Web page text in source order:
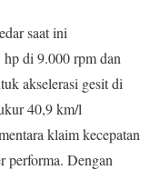
saat ini
di 9.000 rpm dan
akselerasi gesit di
40,9 km/l
klaim kecepatan
performa. Dengan